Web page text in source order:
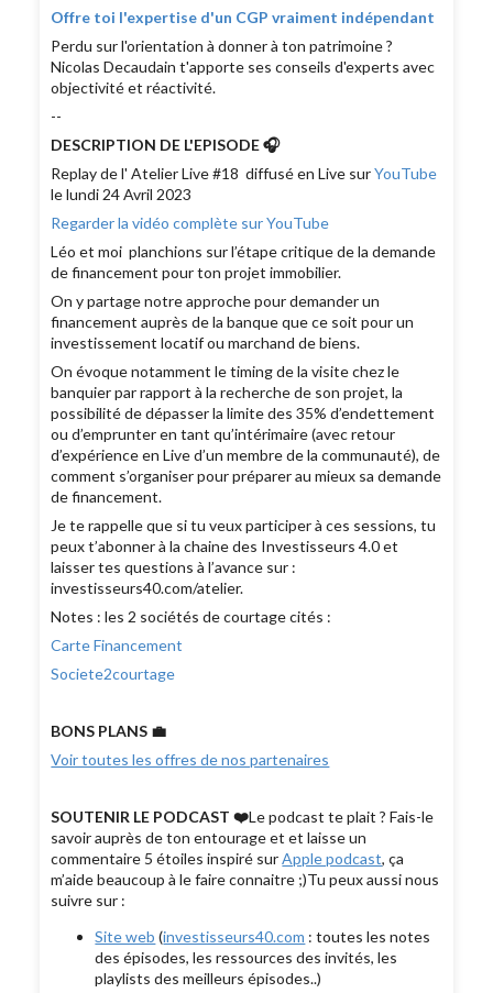
Offre toi l'expertise d'un CGP vraiment indépendant
Perdu sur l'orientation à donner à ton patrimoine ?
Nicolas Decaudain t'apporte ses conseils d'experts avec
objectivité et réactivité.
--
DESCRIPTION DE L'EPISODE 🎧
Replay de l' Atelier Live #18 diffusé en Live surYouTube
le lundi 24 Avril 2023
Regarder la vidéo complète sur YouTube
Léo et moi planchions sur l’étape critique de la demande
de financement pour ton projet immobilier.
On y partage notre approche pour demander un
financement auprès de la banque que ce soit pour un
investissement locatif ou marchand de biens.
On évoque notamment le timing de la visite chez le
banquier par rapport à la recherche de son projet, la
possibilité de dépasser la limite des 35% d’endettement
ou d’emprunter en tant qu’intérimaire (avec retour
d’expérience en Live d’un membre de la communauté), de
comment s’organiser pour préparer au mieux sa demande
de financement.
Je te rappelle que si tu veux participer à ces sessions, tu
peux t’abonner à la chaine des Investisseurs 4.0 et
laisser tes questions à l’avance sur :
investisseurs40.com/atelier.
Notes : les 2 sociétés de courtage cités :
Carte Financement
Societe2courtage
BONS PLANS 💼
Voir toutes les offres de nos partenaires
SOUTENIR LE PODCAST ❤️Le podcast te plait ? Fais-le
savoir auprès de ton entourage et et laisse un
commentaire 5 étoiles inspiré surApple podcast, ça
m’aide beaucoup à le faire connaitre ;)Tu peux aussi nous
suivre sur :
Site web (investisseurs40.com : toutes les notes
des épisodes, les ressources des invités, les
playlists des meilleurs épisodes..)